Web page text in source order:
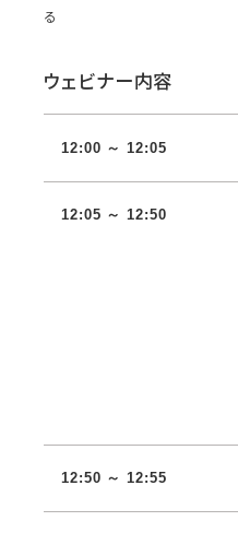
る
ウェビナー内容
12:00 ～ 12:05
12:05 ～ 12:50
12:50 ～ 12:55